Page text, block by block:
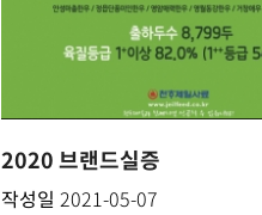
2020 브랜드실증
작성일 2021-05-07